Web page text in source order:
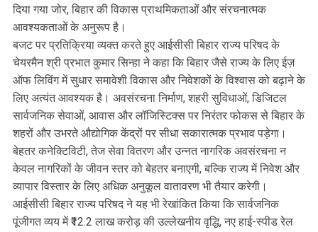
दिया गया जोर, बिहार की विकास प्राथमिकताओं और संरचनात्मक
आवश्यकताओं के अनुरूप है।
बजट पर प्रतिक्रिया व्यक्त करते हुए आईसीसी बिहार राज्य परिषद के
चेयरमैन श्री प्रभात कुमार सिन्हा ने कहा कि बिहार जैसे राज्य के लिए ईज़
ऑफ लिविंग में सुधार समावेशी विकास और निवेशकों के विश्वास को बढ़ाने के
लिए अत्यंत आवश्यक है। अवसंरचना निर्माण, शहरी सुविधाओं, डिजिटल
सार्वजनिक सेवाओं, आवास और लॉजिस्टिक्स पर निरंतर फोकस से बिहार के
शहरों और उभरते औद्योगिक केंद्रों पर सीधा सकारात्मक प्रभाव पड़ेगा।
बेहतर कनेक्टिविटी, तेज सेवा वितरण और उन्नत नागरिक अवसंरचना न
केवल नागरिकों के जीवन स्तर को बेहतर बनाएगी, बल्कि राज्य में निवेश और
व्यापार विस्तार के लिए अधिक अनुकूल वातावरण भी तैयार करेगी।
आईसीसी बिहार राज्य परिषद ने यह भी रेखांकित किया कि सार्वजनिक
पूंजीगत व्यय में ₹12.2 लाख करोड़ की उल्लेखनीय वृद्धि, नए हाई-स्पीड रेल